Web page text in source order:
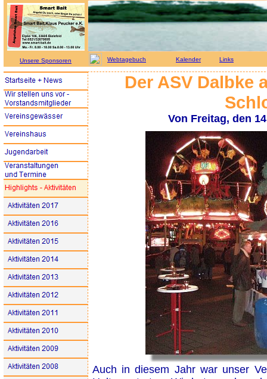
Unsere Sponsoren Webtagebuch Kalender Links
Der ASV Dalbke
Von Freitag, den
Auch in diesem Jahr war unser